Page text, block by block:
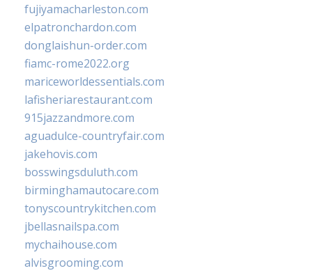
fujiyamacharleston.com
elpatronchardon.com
donglaishun-order.com
fiamc-rome2022.org
mariceworldessentials.com
lafisheriarestaurant.com
915jazzandmore.com
aguadulce-countryfair.com
jakehovis.com
bosswingsduluth.com
birminghamautocare.com
tonyscountrykitchen.com
jbellasnailspa.com
mychaihouse.com
alvisgrooming.com